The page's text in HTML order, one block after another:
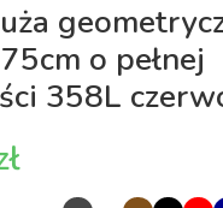
o pełnej
358L